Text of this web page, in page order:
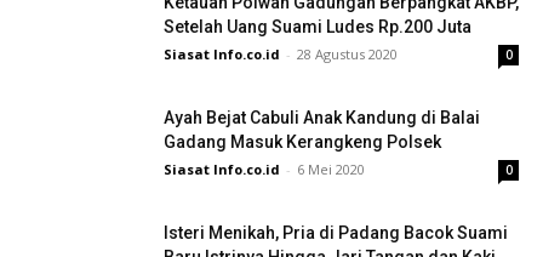
Setelah Uang Suami Ludes Rp.200 Juta
Siasat Info.co.id - 28 Agustus 2020 0
Ayah Bejat Cabuli Anak Kandung di Balai
Gadang Masuk Kerangkeng Polsek
Siasat Info.co.id - 6 Mei 2020 0
Isteri Menikah, Pria di Padang Bacok Suami